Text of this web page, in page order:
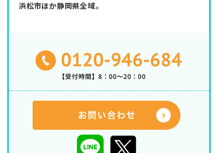
浜松市ほか静岡県全域。